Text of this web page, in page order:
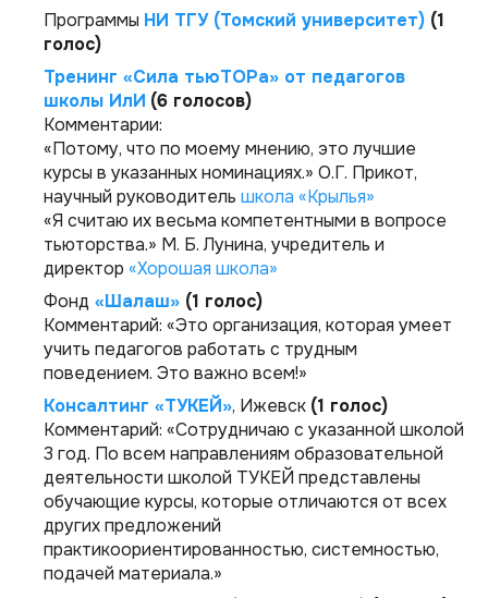
Программы НИ ТГУ (Томский университет) (1
голос)
Тренинг «Сила тьюТОРа» от педагогов
школы ИлИ (6 голосов)
Комментарии:
«Потому, что по моему мнению, это лучшие
курсы в указанных номинациях.» О.Г. Прикот,
научный руководитель школа «Крылья»
«Я считаю их весьма компетентными в вопросе
тьюторства.» М. Б. Лунина, учредитель и
директор «Хорошая школа»
Фонд «Шалаш» (1 голос)
Комментарий: «Это организация, которая умеет
учить педагогов работать с трудным
поведением. Это важно всем!»
Консалтинг «ТУКЕЙ», Ижевск (1 голос)
Комментарий: «Сотрудничаю с указанной школой
3 год. По всем направлениям образовательной
деятельности школой ТУКЕЙ представлены
обучающие курсы, которые отличаются от всех
других предложений
практикоориентированностью, системностью,
подачей материала.»